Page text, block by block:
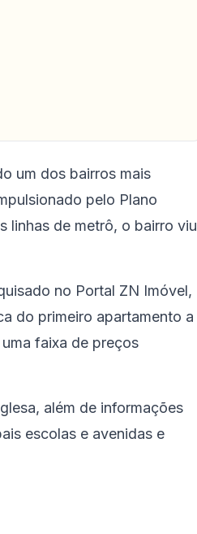
um dos bairros mais
pelo Plano
linhas de metrô, o bairro viu
no Portal ZN Imóvel,
do primeiro apartamento a
faixa de preços
além de informações
escolas e avenidas e